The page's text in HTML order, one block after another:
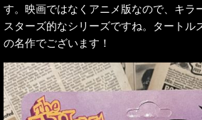
す。映画ではなくアニメ版なので、キラ
スターズ的なシリーズですね。タート
の名作でございます！